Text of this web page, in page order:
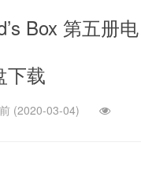
Box 第五册电
下载
(2020-03-04)